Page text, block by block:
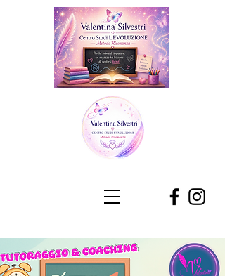
RACCONTAMI di TE 🙃